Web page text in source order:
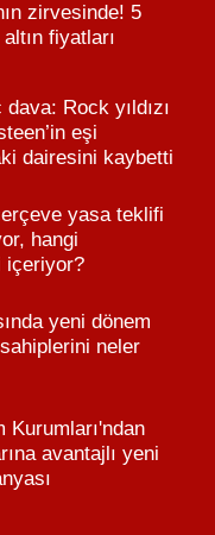
zirvesinde! 5
fiyatları
Rock yıldızı
eşi
dairesini kaybetti
yasa teklifi
hangi
içeriyor?
yeni dönem
neler
Kurumları'ndan
avantajlı yeni